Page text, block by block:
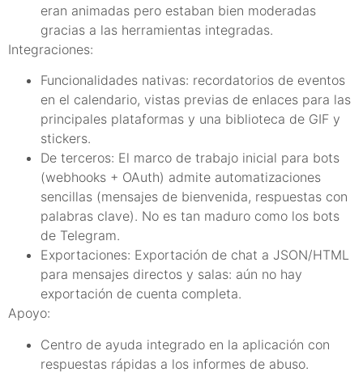
eran animadas pero estaban bien moderadas
gracias a las herramientas integradas.
Integraciones:
Funcionalidades nativas: recordatorios de eventos
en el calendario, vistas previas de enlaces para las
principales plataformas y una biblioteca de GIF y
stickers.
De terceros: El marco de trabajo inicial para bots
(webhooks + OAuth) admite automatizaciones
sencillas (mensajes de bienvenida, respuestas con
palabras clave). No es tan maduro como los bots
de Telegram.
Exportaciones: Exportación de chat a JSON/HTML
para mensajes directos y salas: aún no hay
exportación de cuenta completa.
Apoyo:
Centro de ayuda integrado en la aplicación con
respuestas rápidas a los informes de abuso.